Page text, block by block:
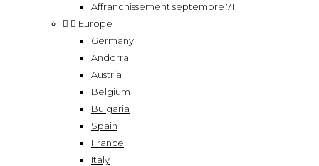
Affranchissement septembre 71
  Europe
Germany
Andorra
Austria
Belgium
Bulgaria
Spain
France
Italy